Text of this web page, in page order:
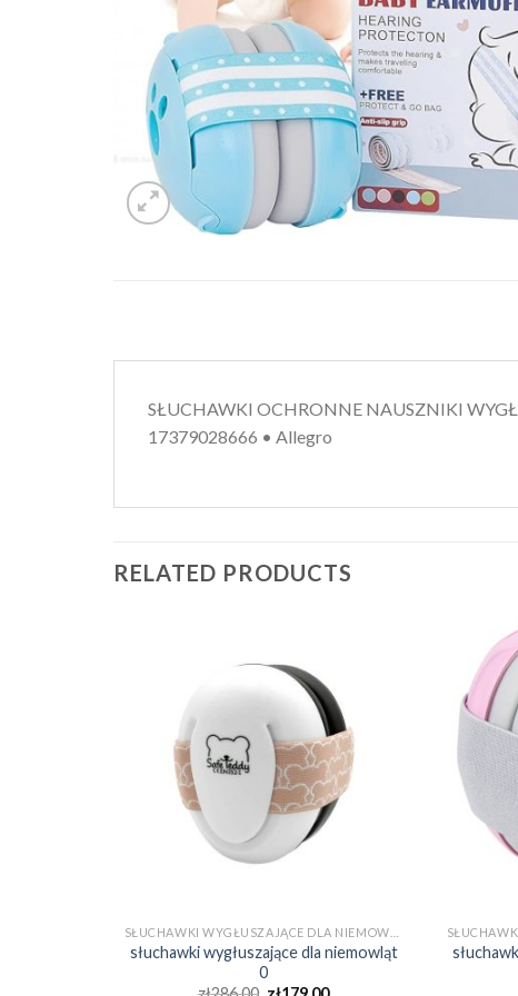
SŁUCHAWKI OCHRONNE NAUSZNIKI
17379028666 • Allegro
RELATED PRODUCTS
słuchawki wygłuszające dla niemowląt
0